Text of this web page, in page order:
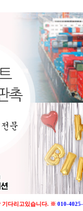
기다리고있습니다. ※ 010-